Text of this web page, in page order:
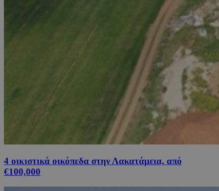
4 οικιστικά οικόπεδα στην Λακατάμεια, από
€100,000